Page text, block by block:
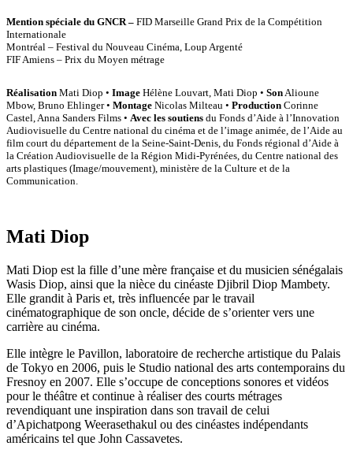
Mention spéciale du GNCR – FID Marseille Grand Prix de la Compétition
Internationale
Montréal – Festival du Nouveau Cinéma, Loup Argenté
FIF Amiens – Prix du Moyen métrage
Réalisation Mati Diop • Image Hélène Louvart, Mati Diop • Son Alioune
Mbow, Bruno Ehlinger • Montage Nicolas Milteau • Production Corinne
Castel, Anna Sanders Films • Avec les soutiens du Fonds d’Aide à l’Innovation
Audiovisuelle du Centre national du cinéma et de l’image animée, de l’Aide au
film court du département de la Seine-Saint-Denis, du Fonds régional d’Aide à
la Création Audiovisuelle de la Région Midi-Pyrénées, du Centre national des
arts plastiques (Image/mouvement), ministère de la Culture et de la
Communication.
Mati Diop
Mati Diop est la fille d’une mère française et du musicien sénégalais
Wasis Diop, ainsi que la nièce du cinéaste Djibril Diop Mambety.
Elle grandit à Paris et, très influencée par le travail
cinématographique de son oncle, décide de s’orienter vers une
carrière au cinéma.
Elle intègre le Pavillon, laboratoire de recherche artistique du Palais
de Tokyo en 2006, puis le Studio national des arts contemporains du
Fresnoy en 2007. Elle s’occupe de conceptions sonores et vidéos
pour le théâtre et continue à réaliser des courts métrages
revendiquant une inspiration dans son travail de celui
d’Apichatpong Weerasethakul ou des cinéastes indépendants
américains tel que John Cassavetes.